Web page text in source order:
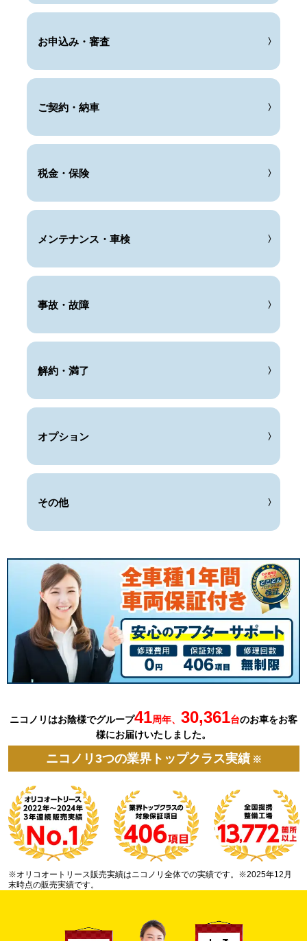
お申込み・審査
ご契約・納車
税金・保険
メンテナンス・車検
事故・故障
解約・満了
オプション
その他
ニコノリはお陰様でグループ41周年、 30,361台のお車をお客
様にお届けいたしました。
ニコノリ3つの業界トップクラス実績 ※
※オリコオートリース販売実績はニコノリ全体での実績です。※2025年12月
末時点の販売実績です。